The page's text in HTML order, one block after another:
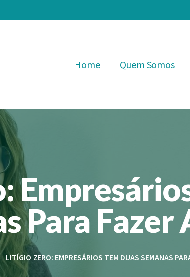
Home Quem Somos
Para Fazer
LITÍGIO ZERO: EMPRESÁRIOS TEM DUAS SEMANAS